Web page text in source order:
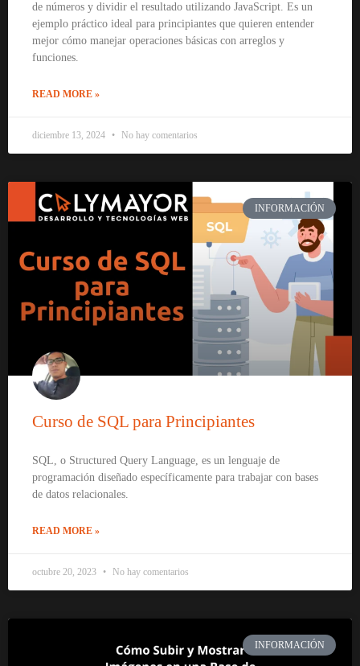
de números y dividir el resultado utilizando JavaScript. Es un
ejemplo práctico ideal para principiantes que quieren entender
mejor cómo manejar operaciones básicas con arreglos y
funciones.
READ MORE »
diciembre 13, 2024 No hay comentarios
INFORMACIÓN
Curso de SQL para Principiantes
SQL, o Structured Query Language, es un lenguaje de
programación diseñado específicamente para trabajar con bases
de datos relacionales.
READ MORE »
octubre 20, 2023 No hay comentarios
INFORMACIÓN